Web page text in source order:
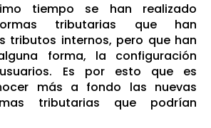
tiempo se han realizado
tributarias que han
tributos internos, pero que han
forma, la configuración
Es por esto que es
más a fondo las nuevas
tributarias que podrían